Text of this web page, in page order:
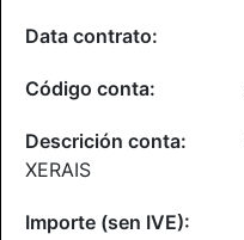
XERAIS